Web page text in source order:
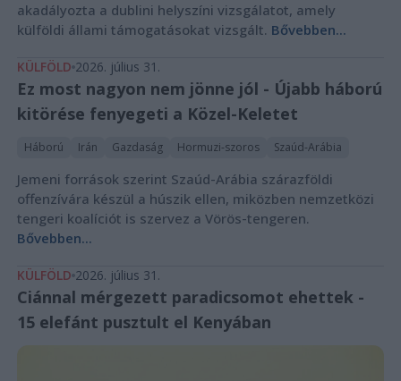
akadályozta a dublini helyszíni vizsgálatot, amely
külföldi állami támogatásokat vizsgált. Bővebben...
KÜLFÖLD 2026. július 31.
Ez most nagyon nem jönne jól - Újabb háború
kitörése fenyegeti a Közel-Keletet
Háború Irán Gazdaság Hormuzi-szoros Szaúd-Arábia
Jemeni források szerint Szaúd-Arábia szárazföldi
offenzívára készül a húszik ellen, miközben nemzetközi
tengeri koalíciót is szervez a Vörös-tengeren.
Bővebben...
KÜLFÖLD 2026. július 31.
Ciánnal mérgezett paradicsomot ehettek -
15 elefánt pusztult el Kenyában